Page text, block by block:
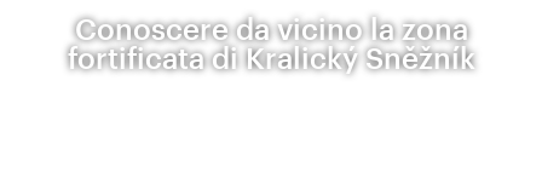
Conoscere da vicino la zona
fortificata di Kralický Sněžník